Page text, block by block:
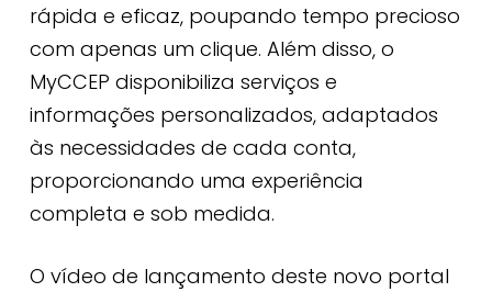
rápida e eficaz, poupando tempo precioso
com apenas um clique. Além disso, o
MyCCEP disponibiliza serviços e
informações personalizados, adaptados
às necessidades de cada conta,
proporcionando uma experiência
completa e sob medida.
O vídeo de lançamento deste novo portal